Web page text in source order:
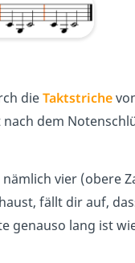
dieTaktstriche
dem
vier (obere
fällt dir auf,
genauso lang ist